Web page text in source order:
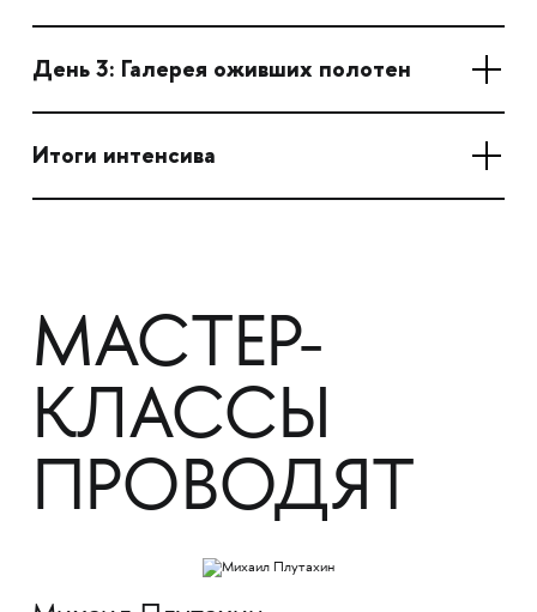
День 3: Галерея оживших полотен
Итоги интенсива
МАСТЕР-
КЛАССЫ
ПРОВОДЯТ